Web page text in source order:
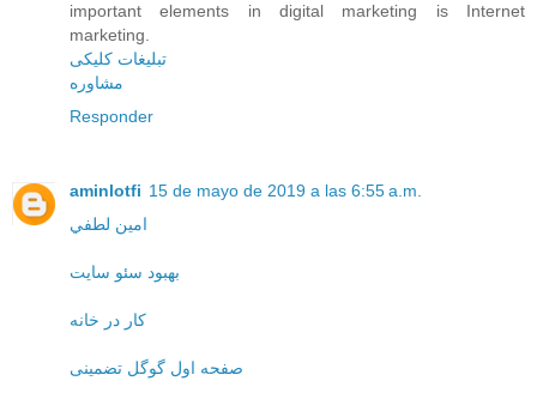
important elements in digital marketing is Internet
marketing.
تبلیغات کلیکی
مشاوره
Responder
aminlotfi 15 de mayo de 2019 a las 6:55 a.m.
امين لطفي
بهبود سئو سایت
کار در خانه
صفحه اول گوگل تضمینی